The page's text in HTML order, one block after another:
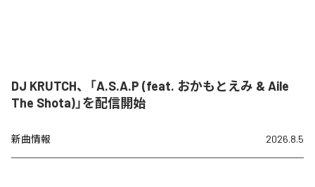
DJ KRUTCH、「A.S.A.P (feat. おかもとえみ & Aile
The Shota)」を配信開始
新曲情報 2026.8.5